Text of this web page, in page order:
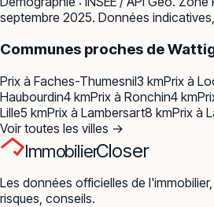
septembre 2025. Données
Communes proches de
Prix à Faches-Thumesnil3 kmPrix à
Haubourdin4 kmPrix à Ronchin4 km
Lille5 kmPrix à Lambersart8 kmPrix à
Voir toutes les villes →
ImmobilierCloser
Les données officielles de l'immobilier,
risques, conseils.